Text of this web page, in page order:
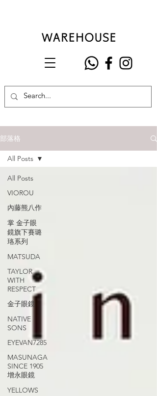
部落格
All Posts
VIOROU
內藤熊八作
掌 金子眼
鏡旗下賽璐
珞系列
MATSUDA
TAYLOR
WITH
RESPECT
金子眼鏡
NATIVE
SONS
EYEVAN7285
MASUNAGA
SINCE 1905
增永眼鏡
YELLOWS
All Posts